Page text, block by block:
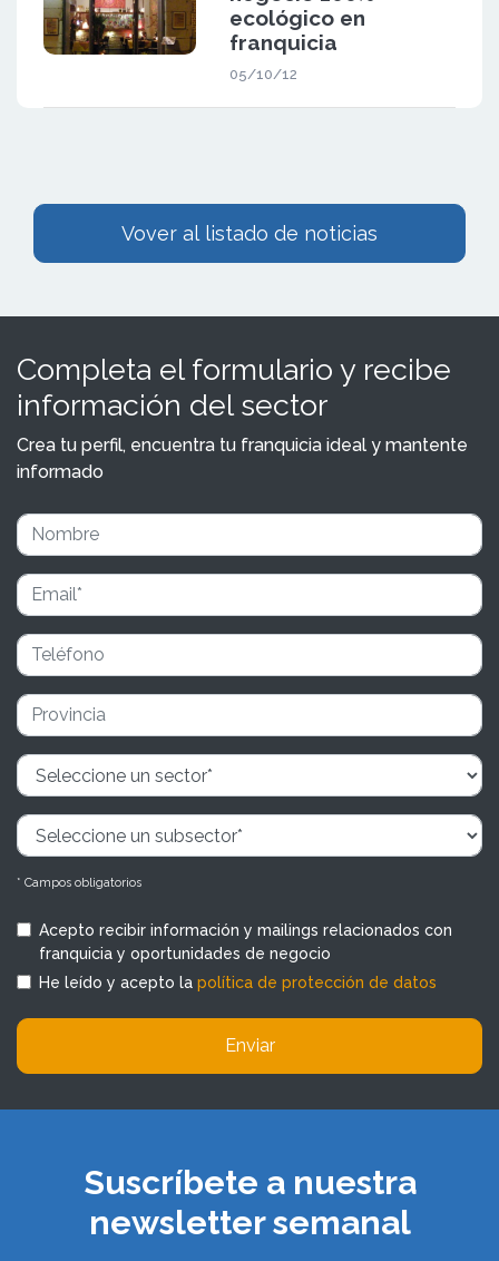
ecológico en
franquicia
05/10/12
Vover al listado de noticias
Completa el formulario y recibe
información del sector
Crea tu perfil, encuentra tu franquicia ideal y mantente
informado
* Campos obligatorios
Acepto recibir información y mailings relacionados con
franquicia y oportunidades de negocio
He leído y acepto la política de protección de datos
Enviar
Suscríbete a nuestra
newsletter semanal